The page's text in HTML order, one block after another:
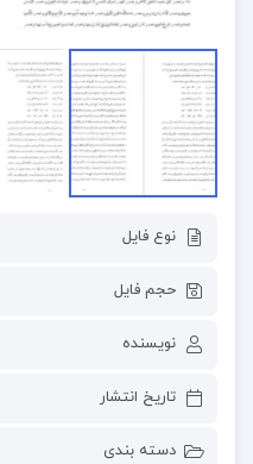
نوع فایل
حجم فایل
نویسنده
تاریخ انتشار
دسته بندی